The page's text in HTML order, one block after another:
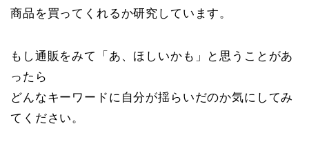
商品を買ってくれるか研究しています。
もし通販をみて「あ、ほしいかも」と思うことがあ
ったら
どんなキーワードに自分が揺らいだのか気にしてみ
てください。